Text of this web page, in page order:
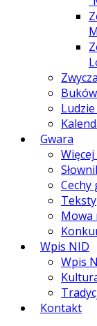
Gwara
Cechy
Teksty
Mowa
Wpis NID
Wpis
Kontakt